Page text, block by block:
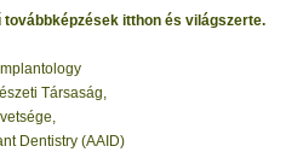
továbbképzések itthon és világszerte.
Társaság,
Dentistry (AAID)